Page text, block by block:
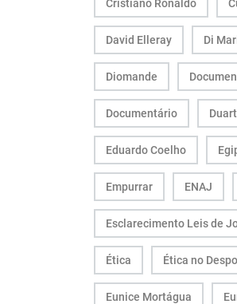
Cristiano Ronaldo
David Elleray Di
Diomande
Documentário
Eduardo Coelho
Empurrar ENAJ
Esclarecimento Leis de
Ética Ética no
Eunice Mortágua